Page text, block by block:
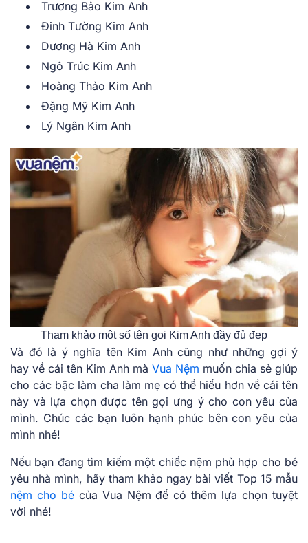
Trương Bảo Kim Anh
Đinh Tường Kim Anh
Dương Hà Kim Anh
Ngô Trúc Kim Anh
Hoàng Thảo Kim Anh
Đặng Mỹ Kim Anh
Lý Ngân Kim Anh
Tham khảo một số tên gọi Kim Anh đầy đủ đẹp
Và đó là ý nghĩa tên Kim Anh cũng như những gợi ý
hay về cái tên Kim Anh mà Vua Nệm muốn chia sẻ giúp
cho các bậc làm cha làm mẹ có thể hiểu hơn về cái tên
này và lựa chọn được tên gọi ưng ý cho con yêu của
mình. Chúc các bạn luôn hạnh phúc bên con yêu của
mình nhé!
Nếu bạn đang tìm kiếm một chiếc nệm phù hợp cho bé
yêu nhà mình, hãy tham khảo ngay bài viết Top 15 mẫu
nệm cho bécủa Vua Nệm để có thêm lựa chọn tuyệt
vời nhé!